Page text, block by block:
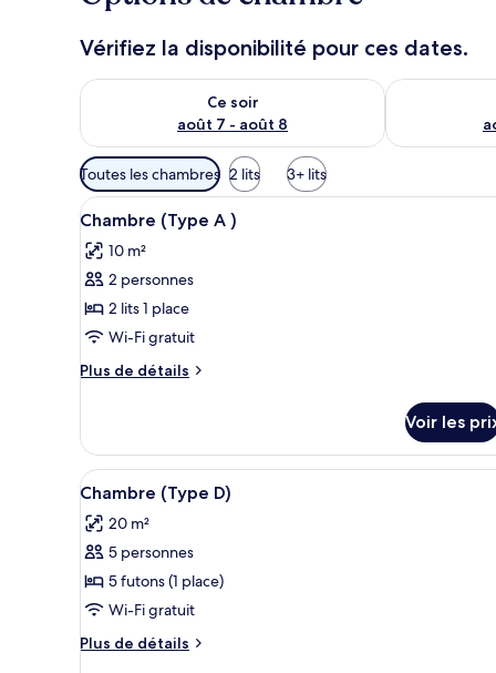
Vérifiez la disponibilité pour ces dates.
Ce soir
août 7 - août 8
Vérifier la disponibilité pour ce soir août 7 - août 8
Vérifier la
Filtres
disponibles
pour
les
chambres
Toutes les chambres 2 lits 3+ lits
Afficher
toutes
les
photos
pour
ce
type
de
Chambre
(Type
A
)
Une chambre d’hôtel avec
4
Chambre (Type A )
10 m²
2 personnes
2 lits 1 place
Wi-Fi gratuit
Plus de détails
Plus
le
type
de
Chambre
(Type
Voir les
Afficher
toutes
les
photos
pour
ce
type
de
Une pièce de style japonais
6
Chambre (Type D)
20 m²
5 personnes
5 futons (1 place)
Wi-Fi gratuit
Plus de détails
Plus